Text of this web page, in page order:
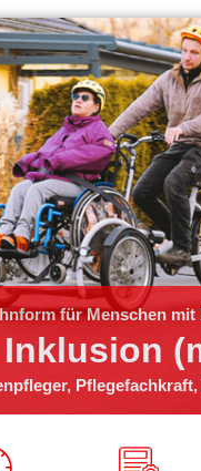
für Menschen